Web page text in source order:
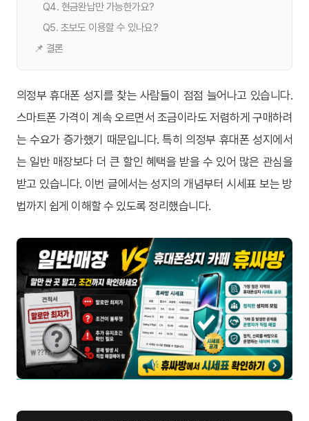
Q4. 현금완납만 가능한가요?
Q5. 초보도 이용할 수 있나요?
📌 결론
의정부 휴대폰 성지를 찾는 사람들이 점점 늘어나고 있습니다.
스마트폰 가격이 계속 오르면서 조금이라도 저렴하게 구매하려
는 수요가 증가했기 때문입니다. 특히 의정부 휴대폰 성지에서
는 일반 매장보다 더 큰 할인 혜택을 받을 수 있어 많은 관심을
받고 있습니다. 이번 글에서는 성지의 개념부터 시세표 보는 방
법까지 쉽게 이해할 수 있도록 정리했습니다.